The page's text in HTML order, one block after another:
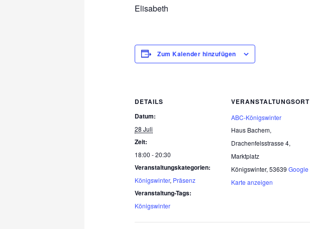
Elisabeth
Zum Kalender hinzufügen
DETAILS
Datum:
28 Juli
Zeit:
18:00 - 20:30
Veranstaltungskategorien:
Königswinter, Präsenz
Veranstaltung-Tags:
Königswinter
VERANSTALTUNGSORT
ABC-Königswinter
Haus Bachem,
Drachenfelsstrasse 4,
Marktplatz
Königswinter, 53639 Google
Karte anzeigen